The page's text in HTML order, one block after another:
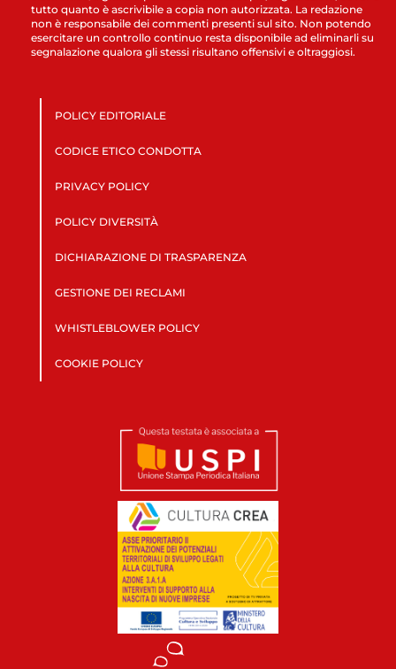
tutto quanto è ascrivibile a copia non autorizzata. La redazione
non è responsabile dei commenti presenti sul sito. Non potendo
esercitare un controllo continuo resta disponibile ad eliminarli su
segnalazione qualora gli stessi risultano offensivi e oltraggiosi.
POLICY EDITORIALE
CODICE ETICO CONDOTTA
PRIVACY POLICY
POLICY DIVERSITÀ
DICHIARAZIONE DI TRASPARENZA
GESTIONE DEI RECLAMI
WHISTLEBLOWER POLICY
COOKIE POLICY